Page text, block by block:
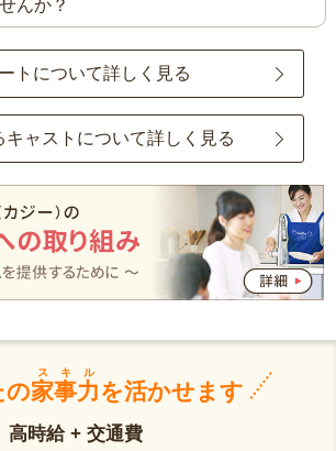
んか？
トについて詳しく見る
キャストについて詳しく見る
の家事力
スキル
を活かせます
高時給 + 交通費